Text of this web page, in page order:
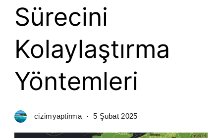
Sürecini
Kolaylaştırma
Yöntemleri
cizimyaptirma 5 Şubat 2025